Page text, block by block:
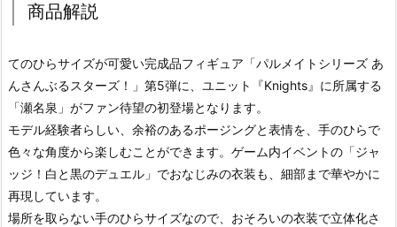
商品解説
てのひらサイズが可愛い完成品フィギュア「パルメイトシリーズ あ
んさんぶるスターズ！」第5弾に、ユニット『Knights』に所属する
「瀬名泉」がファン待望の初登場となります。
モデル経験者らしい、余裕のあるポージングと表情を、手のひらで
色々な角度から楽しむことができます。ゲーム内イベントの「ジャ
ッジ！白と黒のデュエル」でおなじみの衣装も、細部まで華やかに
再現しています。
場所を取らない手のひらサイズなので、おそろいの衣装で立体化さ